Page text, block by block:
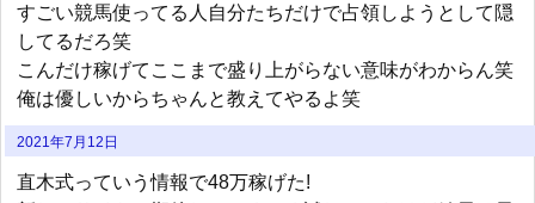
すごい競馬使ってる人自分たちだけで占領しようとして隠
してるだろ笑
こんだけ稼げてここまで盛り上がらない意味がわからん笑
俺は優しいからちゃんと教えてやるよ笑
2021年7月12日
直木式っていう情報で48万稼げた!